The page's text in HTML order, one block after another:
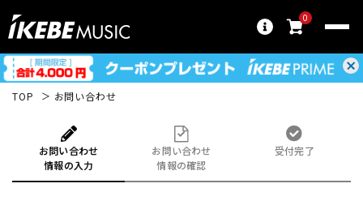
0
TOP お問い合わせ
お問い合わせ
情報の入力
お問い合わせ
情報の確認
受付完了